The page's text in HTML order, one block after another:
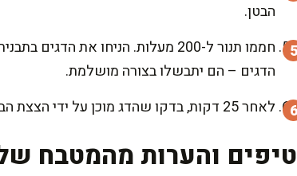
הבטן.
הדגים – הם יתבשלו בצורה מושלמת.
לאחר 25 דקות, בדקו שהדג מוכן על ידי הצצת הבשר – הוא אמור להיות אטום ויפרד בצורה קלה מהעצם.
טיפים והערות מהמטבח